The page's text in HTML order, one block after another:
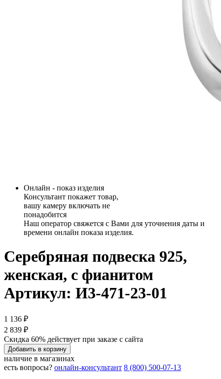
Онлайн - показ изделия
Консультант покажет товар,
вашу камеру включать не
понадобится
Наш оператор свяжется с Вами для уточнения даты и
времени онлайн показа изделия.
Серебряная подвеска 925,
женская, с фианитом
Артикул: И3-471-23-01
1 136 ₽
2 839 ₽
Скидка 60% действует при заказе с сайта
Добавить в корзину
наличие в магазинах
есть вопросы? онлайн-консультант 8 (800) 500-07-13